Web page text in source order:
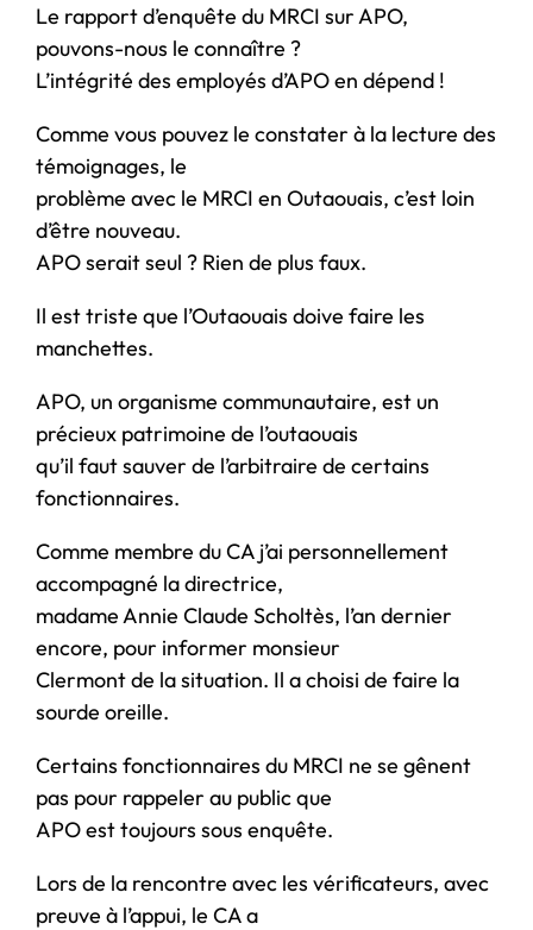
Le rapport d’enquête du MRCI sur APO,
pouvons-nous le connaître ?
L’intégrité des employés d’APO en dépend !
Comme vous pouvez le constater à la lecture des
témoignages, le
problème avec le MRCI en Outaouais, c’est loin
d’être nouveau.
APO serait seul ? Rien de plus faux.
Il est triste que l’Outaouais doive faire les
manchettes.
APO, un organisme communautaire, est un
précieux patrimoine de l’outaouais
qu’il faut sauver de l’arbitraire de certains
fonctionnaires.
Comme membre du CA j’ai personnellement
accompagné la directrice,
madame Annie Claude Scholtès, l’an dernier
encore, pour informer monsieur
Clermont de la situation. Il a choisi de faire la
sourde oreille.
Certains fonctionnaires du MRCI ne se gênent
pas pour rappeler au public que
APO est toujours sous enquête.
Lors de la rencontre avec les vérificateurs, avec
preuve à l’appui, le CA a